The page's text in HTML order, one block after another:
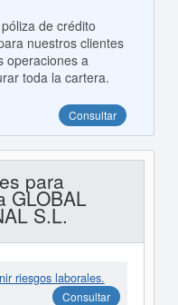
de crédito
nuestros clientes
operaciones a
toda la cartera.
Consultar
para
GLOBAL
S.L.
riesgos laborales.
Consultar